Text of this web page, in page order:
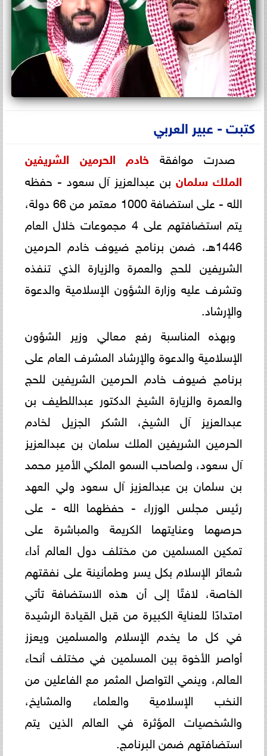
كتبت - عبير العربي
صدرت موافقة خادم الحرمين الشريفين
الملك سلمان بن عبدالعزيز آل سعود - حفظه
الله - على استضافة 1000 معتمر من 66 دولة،
يتم استضافتهم على 4 مجموعات خلال العام
1446هـ، ضمن برنامج ضيوف خادم الحرمين
الشريفين للحج والعمرة والزيارة الذي تنفذه
وتشرف عليه وزارة الشؤون الإسلامية والدعوة
والإرشاد.
وبهذه المناسبة رفع معالي وزير الشؤون
الإسلامية والدعوة والإرشاد المشرف العام على
برنامج ضيوف خادم الحرمين الشريفين للحج
والعمرة والزيارة الشيخ الدكتور عبداللطيف بن
عبدالعزيز آل الشيخ، الشكر الجزيل لخادم
الحرمين الشريفين الملك سلمان بن عبدالعزيز
آل سعود، ولصاحب السمو الملكي الأمير محمد
بن سلمان بن عبدالعزيز آل سعود ولي العهد
رئيس مجلس الوزراء - حفظهما الله - على
حرصهما وعنايتهما الكريمة والمباشرة على
تمكين المسلمين من مختلف دول العالم أداء
شعائر الإسلام بكل يسر وطمأنينة على نفقتهم
الخاصة، لافتًا إلى أن هذه الاستضافة تأتي
امتدادًا للعناية الكبيرة من قبل القيادة الرشيدة
في كل ما يخدم الإسلام والمسلمين ويعزز
أواصر الأخوة بين المسلمين في مختلف أنحاء
العالم، وينمي التواصل المثمر مع الفاعلين من
النخب الإسلامية والعلماء والمشايخ،
والشخصيات المؤثرة في العالم الذين يتم
استضافتهم ضمن البرنامج.